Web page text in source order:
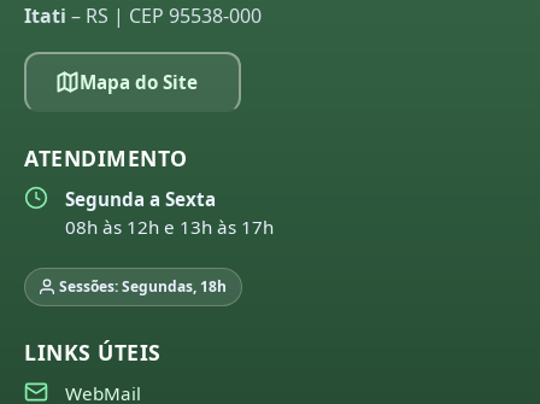
Itati – RS | CEP 95538-000
Mapa do Site
ATENDIMENTO
Segunda a Sexta
08h às 12h e 13h às 17h
Sessões: Segundas, 18h
LINKS ÚTEIS
WebMail